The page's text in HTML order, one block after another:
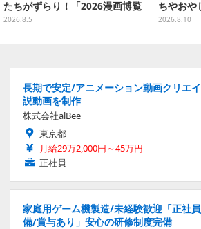
たちがずらり！「2026漫画博覧
会」美麗コンパニオンまとめ【画
2026.8.5
ちやおや
＆バンド
2026.8.10
長期で安定/アニメーション動画クリエ
説動画を制作
株式会社alBee
東京都
月給29万2,000円～45万円
正社員
家庭用ゲーム機製造/未経験歓迎「正社
備/賞与あり」安心の研修制度完備